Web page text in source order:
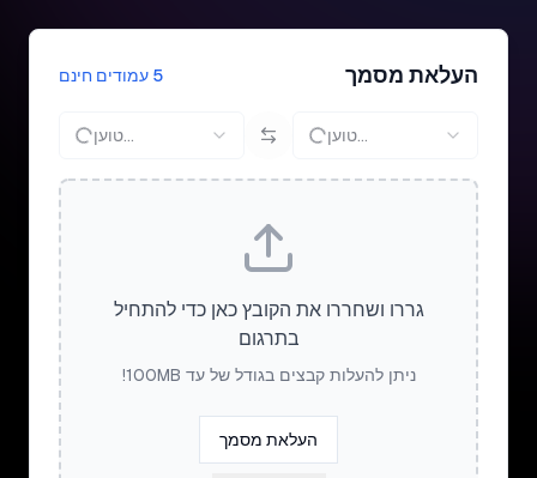
העלאת מסמך 5 עמודים חינם
טוען... טוען...
גררו ושחררו את הקובץ כאן כדי להתחיל
בתרגום
ניתן להעלות קבצים בגודל של עד 100MB!
העלאת מסמך